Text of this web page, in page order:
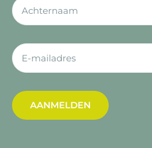
AANMELDEN